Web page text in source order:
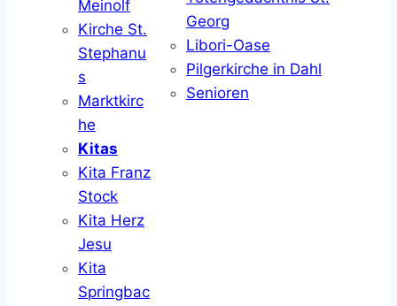
Meinolf
Kirche St.
Stephanu
s
Marktkirc
he
Kitas
Kita Franz
Stock
Kita Herz
Jesu
Kita
Springbac
Georg
Libori-Oase
Pilgerkirche in Dahl
Senioren